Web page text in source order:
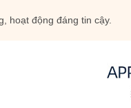
hoạt động đáng tin cậy.